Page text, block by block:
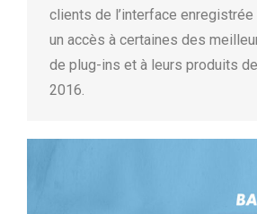
clients de l’interface
un accès à certaines des
de plug-ins et à leurs produits
2016.